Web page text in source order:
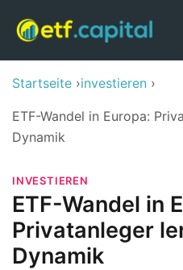
Startseite investieren
ETF-Wandel in Europa:
Dynamik
INVESTIEREN
ETF-Wandel in
Privatanleger
Dynamik